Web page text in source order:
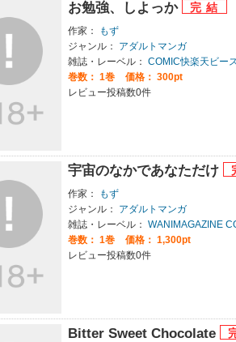
お勉強、しよっか
作家：
もず
ジャンル：
アダルトマンガ
雑誌・レーベル： COMIC快楽天ビー
巻数： 1巻
価格： 300pt
レビュー投稿数0件
宇宙のなかであなただけ
作家：
もず
ジャンル：
アダルトマンガ
雑誌・レーベル： WANIMAGAZINE
巻数： 1巻
価格： 1,300pt
レビュー投稿数0件
Bitter Sweet Chocolate